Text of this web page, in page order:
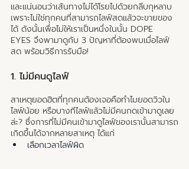
และแน่นอนว่าเส้นทางไม่ได้โรยไปด้วยกลีบกุหลาบ
เพราะไม่ใช่ทุกคนที่สามารถไลฟ์สดแล้วจะขายของ
ได้ ดังนั้นเพื่อไม่ให้เราเป็นหนึ่งในนั้น DOPE
EYES จึงพามาดูกับ 3 ปัญหาที่ต้องพบเมื่อไลฟ์
สด พร้อมวิธีการรับมือ!
1. ไม่มีคนดูไลฟ์
สาเหตุยอดฮิตที่ทุกคนต้องเจอคือทำไมยอดวิวใน
ไลฟ์น้อย หรือบางทีไลฟ์แล้วไม่มีคนกดเข้ามาดูเลย
ล่ะ? ซึ่งการที่ไม่มีคนเข้ามาดูไลฟ์ของเรานั้นสามารถ
เกิดขึ้นได้จากหลายสาเหตุ ได้แก่
เลือกเวลาไลฟ์ผิด